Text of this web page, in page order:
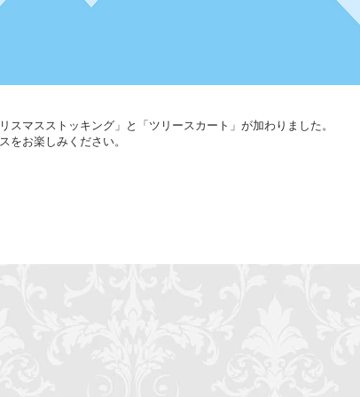
スマスストッキング」と「ツリースカート」が加わりました。
をお楽しみください。